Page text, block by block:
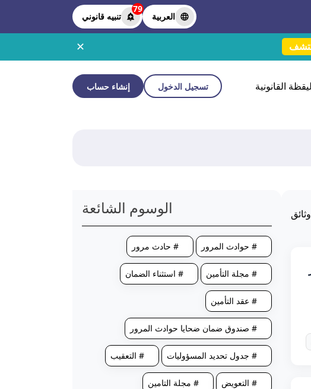
العربية
79
تنبيه قانوني
✕
القانونية تسجيل الدخول إنشاء حساب
الوسوم الشائعة
# حوادث المرور # حادث مرور
# مجلة التأمين # استثناء الضمان
# عقد التأمين
# صندوق ضمان ضحايا حوادث المرور
# جدول تحديد المسؤوليات # التعقيب
# التعويض # مجلة التامين